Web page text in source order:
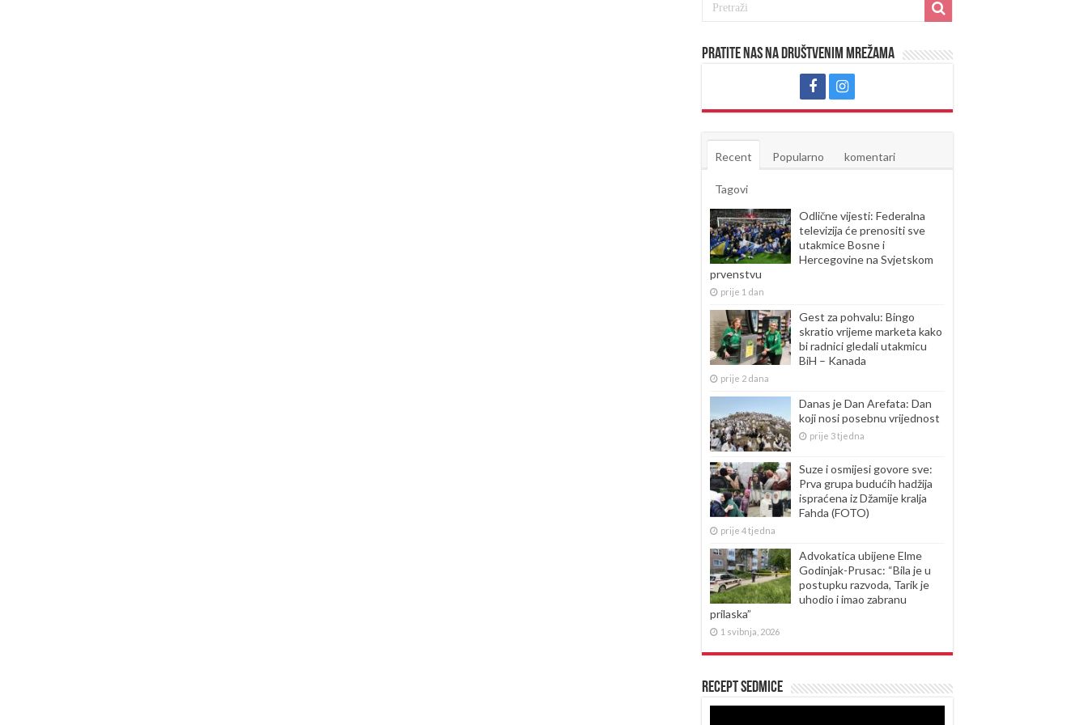
Pratite nas na društvenim mrežama
Recent Popularno komentari
Tagovi
Odlične vijesti: Federalna
televizija će prenositi sve
utakmice Bosne i
Hercegovine na Svjetskom
prvenstvu
prije 1 dan
Gest za pohvalu: Bingo
skratio vrijeme marketa kako
bi radnici gledali utakmicu
BiH – Kanada
prije 2 dana
Danas je Dan Arefata: Dan
koji nosi posebnu vrijednost
prije 3 tjedna
Suze i osmijesi govore sve:
Prva grupa budućih hadžija
ispraćena iz Džamije kralja
Fahda (FOTO)
prije 4 tjedna
Advokatica ubijene Elme
Godinjak-Prusac: “Bila je u
postupku razvoda, Tarik je
uhodio i imao zabranu
prilaska”
1 svibnja, 2026
Recept sedmice